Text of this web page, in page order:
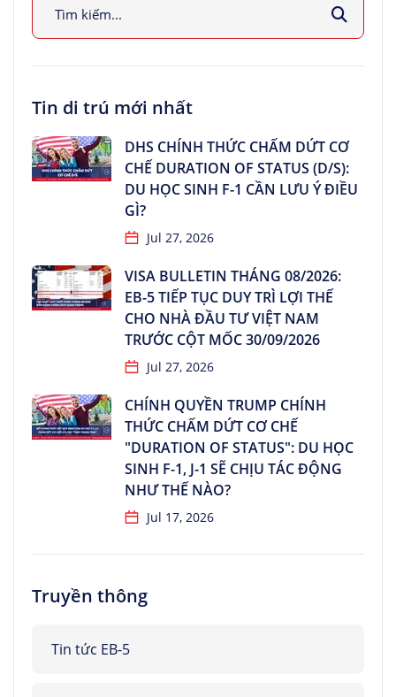
Tin di trú mới nhất
DHS CHÍNH THỨC CHẤM DỨT CƠ
CHẾ DURATION OF STATUS (D/S):
DU HỌC SINH F-1 CẦN LƯU Ý ĐIỀU
GÌ?
Jul 27, 2026
VISA BULLETIN THÁNG 08/2026:
EB-5 TIẾP TỤC DUY TRÌ LỢI THẾ
CHO NHÀ ĐẦU TƯ VIỆT NAM
TRƯỚC CỘT MỐC 30/09/2026
Jul 27, 2026
CHÍNH QUYỀN TRUMP CHÍNH
THỨC CHẤM DỨT CƠ CHẾ
"DURATION OF STATUS": DU HỌC
SINH F-1, J-1 SẼ CHỊU TÁC ĐỘNG
NHƯ THẾ NÀO?
Jul 17, 2026
Truyền thông
Tin tức EB-5